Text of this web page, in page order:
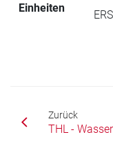
Einheiten
Zurück
THL - Wasser